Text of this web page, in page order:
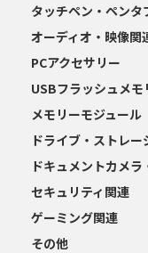
タッチペン・ペンタ
オーディオ・映像関
PCアクセサリー
USBフラッシュメ
メモリーモジュール
ドライブ・ストレー
ドキュメントカメラ
セキュリティ関連
ゲーミング関連
その他